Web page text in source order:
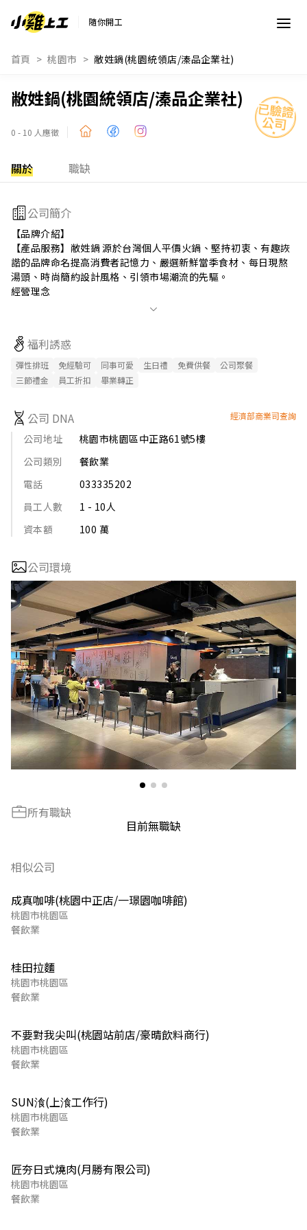
隨你開工
首頁 桃園市 敝姓鍋(桃園統領店/溱品企業社)
敝姓鍋(桃園統領店/溱品企業社)
0 - 10 人應徵
關於 職缺
公司簡介
【品牌介紹】
【產品服務】敝姓鍋 源於台灣個人平價火鍋、堅持初衷、有趣詼
諧的品牌命名提高消費者記憶力、嚴選新鮮當季食材、每日現熬
湯頭、時尚簡約設計風格、引領市場潮流的先驅。
經營理念
公司秉持『團隊合作』的企業文化基礎，透過不斷交流、檢討、
一同打拼，我們都樂於分享所有與您共同成長。
福利誘惑
彈性排班 免經驗可 同事可愛 生日禮 免費供餐
公司聚餐
三節禮金
員工折扣 畢業轉正
公司 DNA 經濟部商業司查詢
公司地址
桃園市桃園區中正路61號5樓
公司類別
餐飲業
電話
033335202
員工人數
1 - 10人
資本額
100 萬
公司環境
所有職缺
目前無職缺
相似公司
成真咖啡(桃園中正店/一璟園咖啡館)
桃園市桃園區
餐飲業
桂田拉麵
桃園市桃園區
餐飲業
不要對我尖叫(桃園站前店/豪晴飲料商行)
桃園市桃園區
餐飲業
SUN湌(上湌工作行)
桃園市桃園區
餐飲業
匠夯日式燒肉(月勝有限公司)
桃園市桃園區
餐飲業